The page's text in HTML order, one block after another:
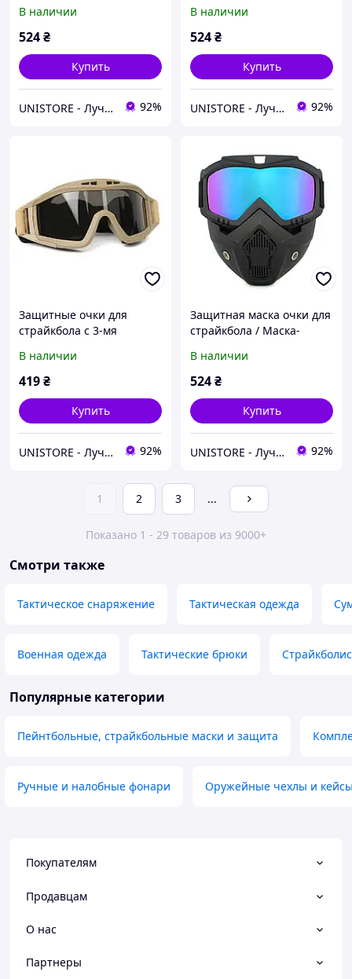
Black
В наличии
524₴
Купить
UNISTORE - Лучшие товары Европы 92%
Green
В наличии
524₴
Купить
UNISTORE - Лучшие товары Европы 92%
Защитные очки для
страйкбола с 3-мя
Yellow
В наличии
419₴
Купить
UNISTORE - Лучшие товары Европы 92%
Защитная маска очки для
страйкбола / Маска-
мотокросса с зеркально-
Синими линзами Черный
В наличии
524₴
Купить
UNISTORE - Лучшие товары Европы 92%
1 2 3 ...
Показано 1 - 29 товаров из 9000+
Смотри также
Тактическое снаряжение Тактическая одежда
Военная одежда Тактические брюки
Популярные категории
Пейнтбольные, страйкбольные маски и защита
Ручные и налобные фонари Оружейные чехлы и
Покупателям
Продавцам
О нас
Партнеры